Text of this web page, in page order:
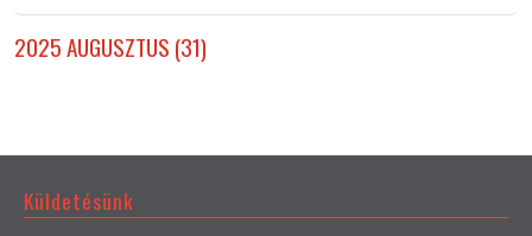
2025 AUGUSZTUS (31)
Küldetésünk